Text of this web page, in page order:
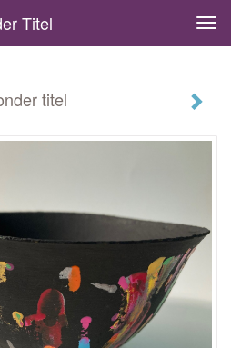
Titel
titel